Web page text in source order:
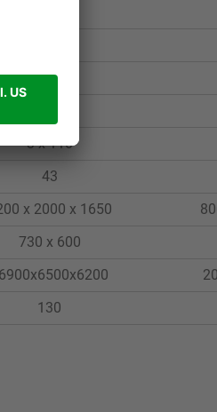
270
3 x 110
43
x 2000 x 1650
730 x 600
130